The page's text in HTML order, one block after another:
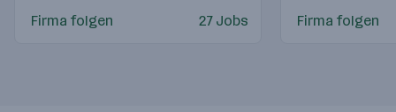
Firma folgen
27 Jobs
Firma folgen